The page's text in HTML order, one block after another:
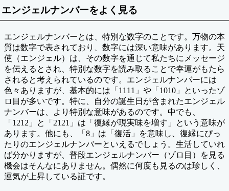
エンジェルナンバーをよく見る
エンジェルナンバーとは、特別な数字のことです。万物の本
質は数字で表されており、数字には深い意味があります。天
使（エンジェル）は、その数字を通じて私たちにメッセージ
を伝えるとされ、特別な数字を読み取ることで幸運がもたら
されると考えられているのです。エンジェルナンバーには
色々ありますが、基本的には「1111」や「1010」といったゾ
ロ目が多いです。特に、自分の誕生日が含まれたエンジェル
ナンバーは、より特別な意味があるのです。中でも、
「1212」と「2121」は「復縁が現実味を増す」という意味が
あります。他にも、「8」は「復活」を意味し、復縁にぴっ
たりのエンジェルナンバーといえるでしょう。生活していれ
ば分かりますが、普段エンジェルナンバー（ゾロ目）を見る
機会はそんなにありません。偶然に何度も見るのは珍しく、
運気が上昇している証です。